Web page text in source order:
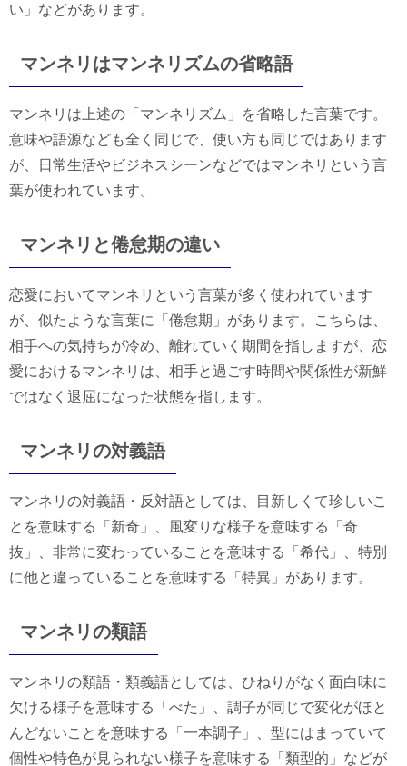
い」などがあります。
マンネリはマンネリズムの省略語
マンネリは上述の「マンネリズム」を省略した言葉です。
意味や語源なども全く同じで、使い方も同じではあります
が、日常生活やビジネスシーンなどではマンネリという言
葉が使われています。
マンネリと倦怠期の違い
恋愛においてマンネリという言葉が多く使われています
が、似たような言葉に「倦怠期」があります。こちらは、
相手への気持ちが冷め、離れていく期間を指しますが、恋
愛におけるマンネリは、相手と過ごす時間や関係性が新鮮
ではなく退屈になった状態を指します。
マンネリの対義語
マンネリの対義語・反対語としては、目新しくて珍しいこ
とを意味する「新奇」、風変りな様子を意味する「奇
抜」、非常に変わっていることを意味する「希代」、特別
に他と違っていることを意味する「特異」があります。
マンネリの類語
マンネリの類語・類義語としては、ひねりがなく面白味に
欠ける様子を意味する「べた」、調子が同じで変化がほと
んどないことを意味する「一本調子」、型にはまっていて
個性や特色が見られない様子を意味する「類型的」などが